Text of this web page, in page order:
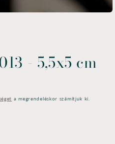
- 5,5x5 cm
a megrendeléskor számítjuk ki.